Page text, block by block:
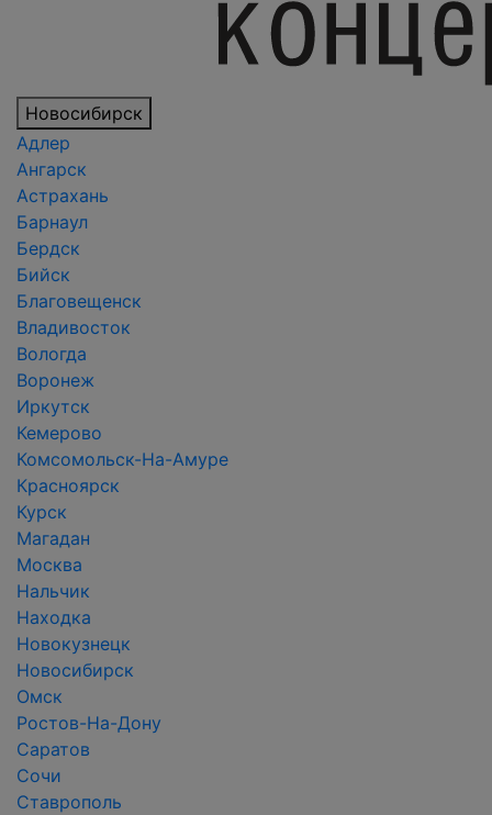
Новосибирск
Адлер
Ангарск
Астрахань
Барнаул
Бердск
Бийск
Благовещенск
Владивосток
Вологда
Воронеж
Иркутск
Кемерово
Комсомольск-На-Амуре
Красноярск
Курск
Магадан
Москва
Нальчик
Находка
Новокузнецк
Новосибирск
Омск
Ростов-На-Дону
Саратов
Сочи
Ставрополь